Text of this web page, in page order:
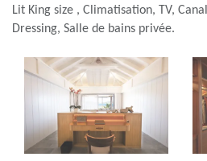
Lit King size , Climatisation, TV,
Dressing, Salle de bains privée.